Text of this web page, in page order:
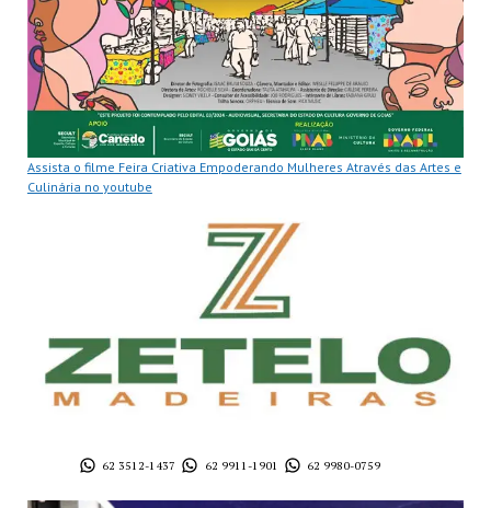
Assista o filme Feira Criativa Empoderando Mulheres Através das Artes e
Culinária no youtube
62 3512-1437 62 9911-1901 62 9980-0759